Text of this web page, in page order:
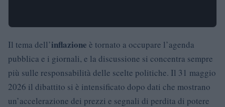
Il tema dell’inflazione è tornato a occupare l’agenda
pubblica e i giornali, e la discussione si concentra sempre
più sulle responsabilità delle scelte politiche. Il 31 maggio
2026 il dibattito si è intensificato dopo dati che mostrano
un’accelerazione dei prezzi e segnali di perdita di potere